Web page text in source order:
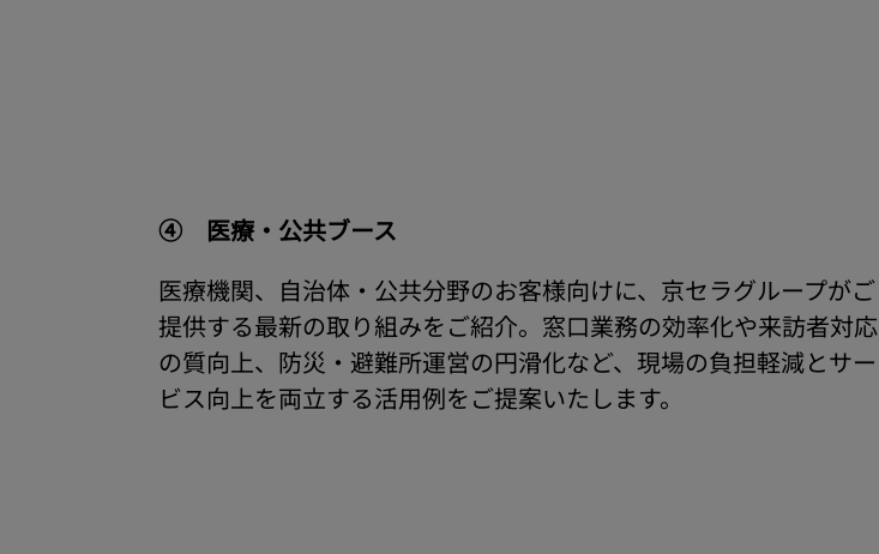
④ 医療・公共ブース
医療機関、自治体・公共分野のお客様向けに、京セラグループがご
提供する最新の取り組みをご紹介。窓口業務の効率化や来訪者対応
の質向上、防災・避難所運営の円滑化など、現場の負担軽減とサー
ビス向上を両立する活用例をご提案いたします。